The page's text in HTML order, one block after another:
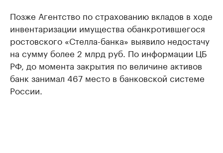
Позже Агентство по страхованию вкладов в ходе
инвентаризации имущества обанкротившегося
ростовского «Стелла-банка» выявило недостачу
на сумму более 2 млрд руб. По информации ЦБ
РФ, до момента закрытия по величине активов
банк занимал 467 место в банковской системе
России.